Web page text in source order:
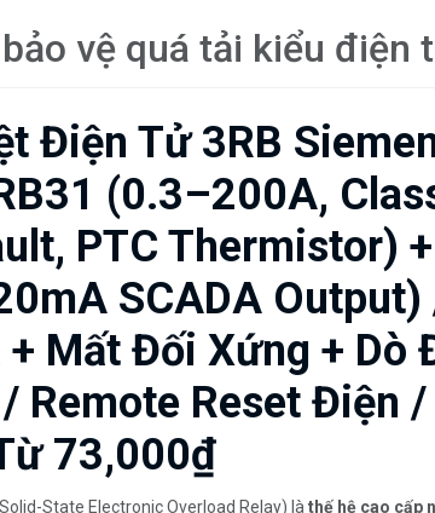
vệ quá tải kiểu điện
Điện Tử 3RB
(0.3–200A,
PTC Thermistor)
SCADA Output)
+ Mất Đối Xứng + Dò
Remote Reset Điện
73,000₫
State Electronic Overload Relay) là thế hệ cao cấp